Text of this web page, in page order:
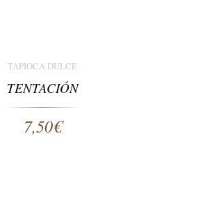
TAPIOCA DULCE
TENTACIÓN
7,50€